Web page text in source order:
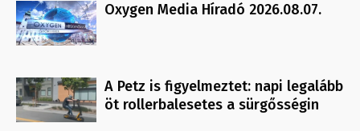
Oxygen Media Híradó 2026.08.07.
A Petz is figyelmeztet: napi legalább
öt rollerbalesetes a sürgősségin